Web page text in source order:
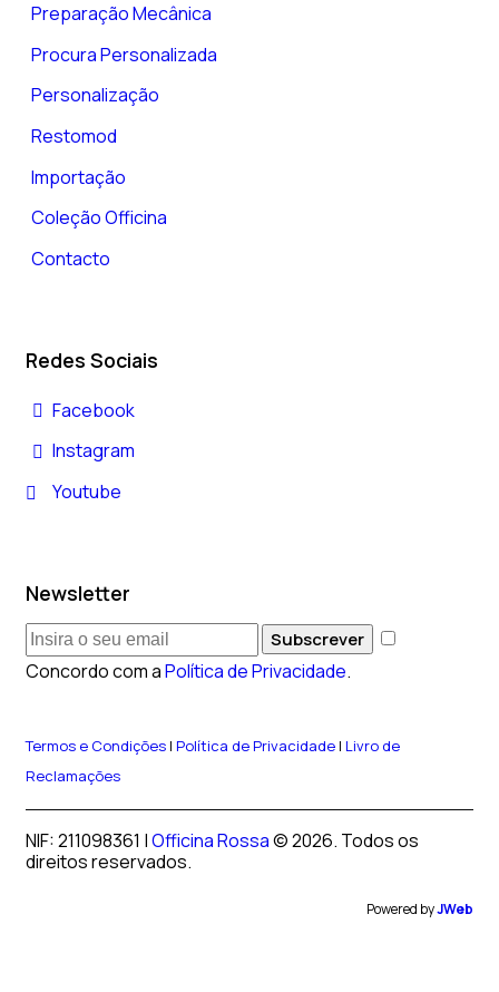
Preparação Mecânica
Procura Personalizada
Personalização
Restomod
Importação
Coleção Officina
Contacto
Redes Sociais
Facebook
Instagram
Youtube
Newsletter
Subscrever
Concordo com aPolítica de Privacidade.
Termos e Condições| Política de Privacidade| Livro de
Reclamações
NIF: 211098361 |Officina Rossa© 2026. Todos os
direitos reservados.
Powered byJWeb